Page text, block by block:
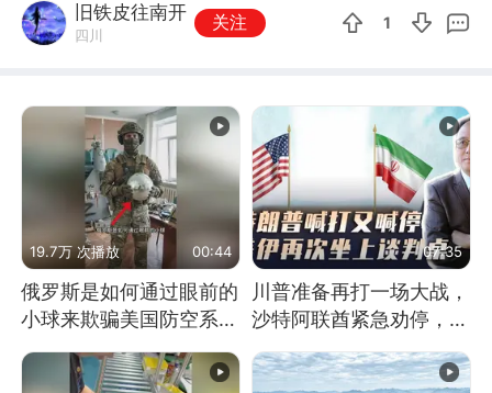
旧铁皮往南开
四川
关注 1
19.7万 次播放 00:44
俄罗斯是如何通过眼前的
小球来欺骗美国防空系统
07:35
川普准备再打一场大战，
沙特阿联酋紧急劝停，美